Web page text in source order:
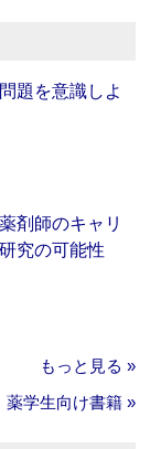
題を意識しよ
剤師のキャリ
究の可能性
もっと見る »
薬学生向け書籍 »